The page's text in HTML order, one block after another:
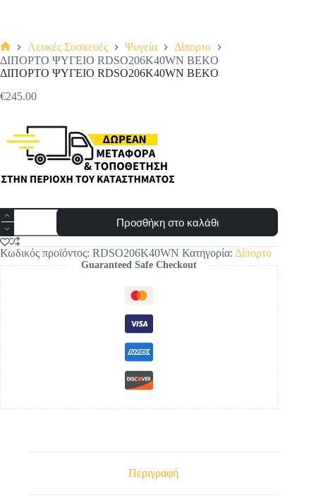
Αρχική
σελίδα
Λευκές Συσκευές Ψυγεία
Δίπορτο
ΔΙΠΟΡΤΟ ΨΥΓΕΙΟ RDSO206K40WN BEKO
ΔΙΠΟΡΤΟ ΨΥΓΕΙΟ RDSO206K40WN BEKO
Original
was:
€259.00.
€245.00
Η
τιμή
είναι:
€245.00.
ΔΙΠΟΡΤΟ
ΨΥΓΕΙΟ
RDSO206K40WN
BEKO
ποσότητα
Προσθήκη στο καλάθι
Κωδικός προϊόντος: RDSO206K40WN Κατηγορία: Δίπορτο
Guaranteed Safe Checkout
Περιγραφή